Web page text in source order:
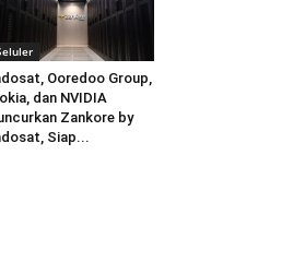
Ooredoo Group,
dan NVIDIA
Zankore by
Siap...